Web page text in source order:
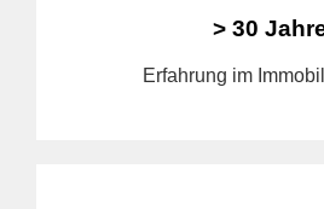
> 30
Erfahrung im